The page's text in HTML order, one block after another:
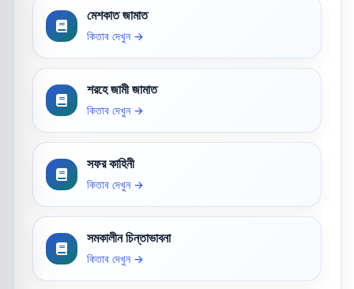
মেশকাত জামাত
কিতাব দেখুন →
শরহে জামী জামাত
কিতাব দেখুন →
সফর কাহিনী
কিতাব দেখুন →
সমকালীন চিন্তাভাবনা
কিতাব দেখুন →